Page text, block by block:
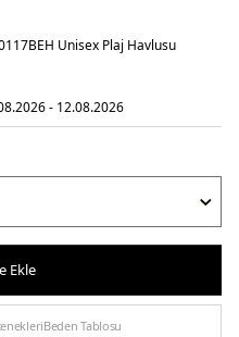
Unisex Plaj Havlusu
- 12.08.2026
Ekle
Beden Tablosu